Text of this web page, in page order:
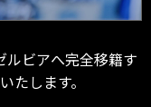
ルビアへ完全移籍す
たします。